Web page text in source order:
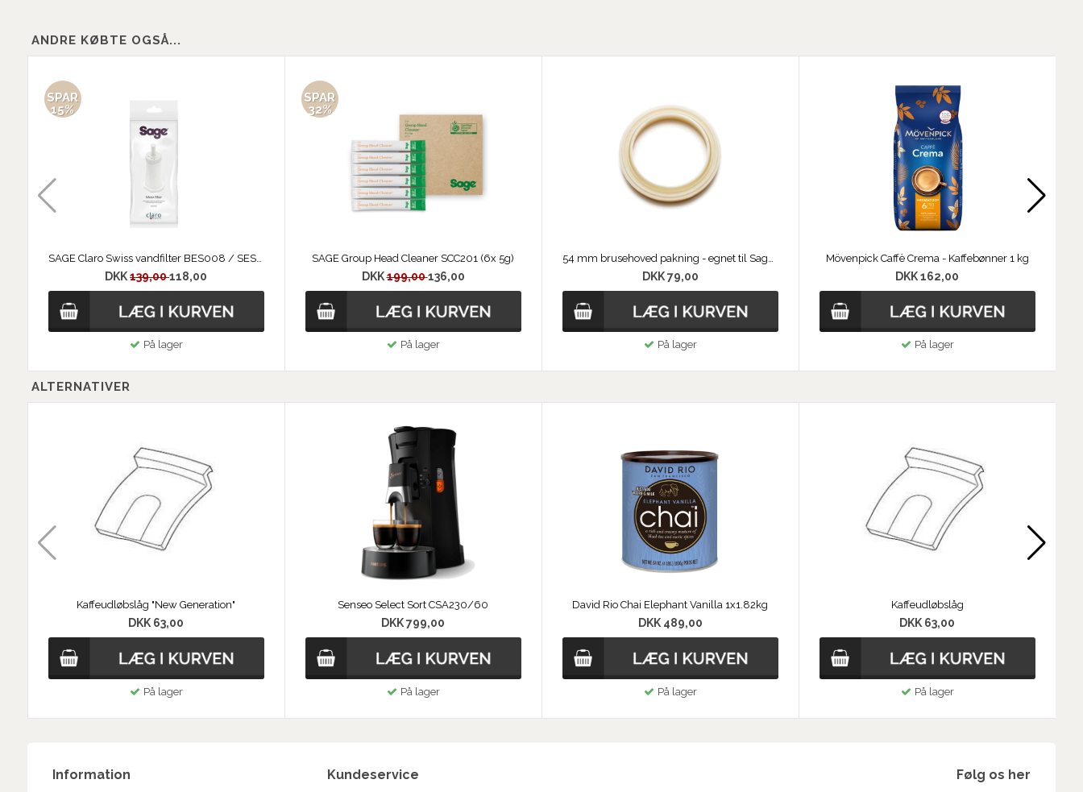
ANDRE KØBTE OGSÅ...
SPAR
15%
SAGE Claro Swiss vandfilter BES008 / SES008
DKK139,00118,00
På lager
SPAR
32%
SAGE Group Head Cleaner SCC201 (6x 5g)
DKK199,00136,00
På lager
54 mm brusehoved pakning - egnet til Sage / Breville maskiner
DKK 79,00
På lager
Mövenpick Caffè Crema - Kaffebønner 1 kg
DKK 162,00
På lager
ALTERNATIVER
Kaffeudløbslåg "New Generation"
DKK 63,00
På lager
Senseo Select Sort CSA230/60
DKK 799,00
På lager
David Rio Chai Elephant Vanilla 1x1.82kg
DKK 489,00
På lager
Kaffeudløbslåg
DKK 63,00
På lager
Information Kundeservice Følg os her